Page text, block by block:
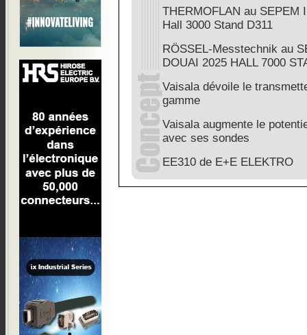
THERMOFLAN au SEPEM
Hall 3000 Stand D311
RÖSSEL-Messtechnik au
DOUAI 2025 HALL 7000
Vaisala dévoile le
gamme
Vaisala augmente le
avec ses sondes
EE310 de E+E ELEKTRO